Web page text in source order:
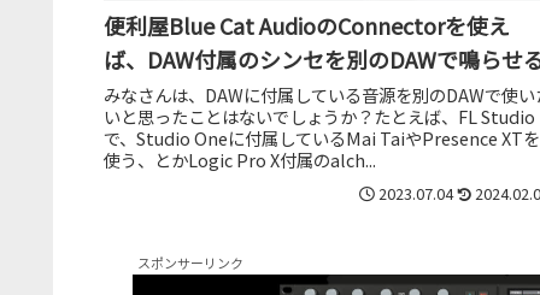
便利屋Blue Cat AudioのConnectorを使え
ば、DAW付属のシンセを別のDAWで鳴らせ
みなさんは、DAWに付属している音源を別のDAWで使い
いと思ったことはないでしょうか？たとえば、FL Studio
で、Studio Oneに付属しているMai TaiやPresence XTを
使う、とかLogic Pro X付属のalch...
2023.07.04
スポンサーリンク